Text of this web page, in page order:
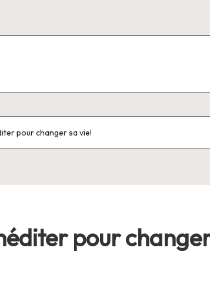
pour changer sa vie!
pour